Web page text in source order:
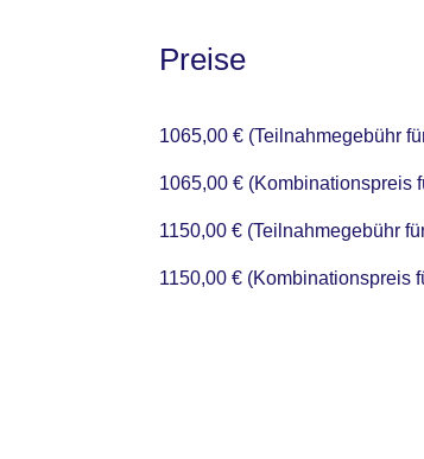
Preise
1065,00 € (Teilnahmegebühr
1065,00 € (Kombinationspreis
1150,00 € (Teilnahmegebühr
1150,00 € (Kombinationspreis